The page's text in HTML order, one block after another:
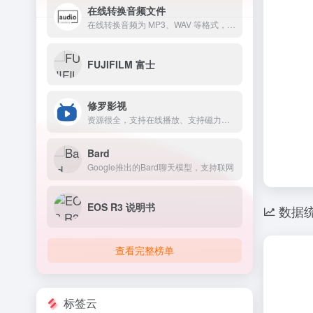
数据
在线转换音频文件
FUJIFILM 富士
修罗影视
Bard
Google推出的Bard聊天模型，支持联网
EOS R3 说明书
查看完整榜单
标签云